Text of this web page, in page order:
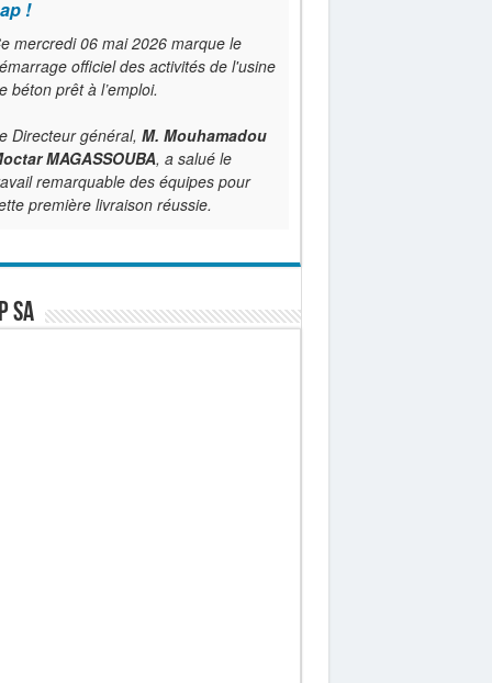
!
mercredi 06 mai 2026 marque le
officiel des activités de l'usine
béton prêt à l’emploi.
Directeur général, M. Mouhamadou
MAGASSOUBA, a salué le
remarquable des équipes pour
première livraison réussie.
SA